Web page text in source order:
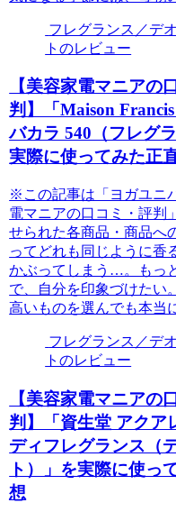
フレグランス／デ
トのレビュー
【美容家電マニアの
判】「Maison
バカラ 540（フレグ
実際に使ってみた正
※この記事は「ヨガユニ
電マニアの口コミ・評判
せられた各商品・商品へ
ってどれも同じように香
かぶってしまう…。もっ
で、自分を印象づけたい
高いものを選んでも本当
フレグランス／デ
トのレビュー
【美容家電マニアの
判】「資生堂 アクア
ディフレグランス（
ト）」を実際に使っ
想